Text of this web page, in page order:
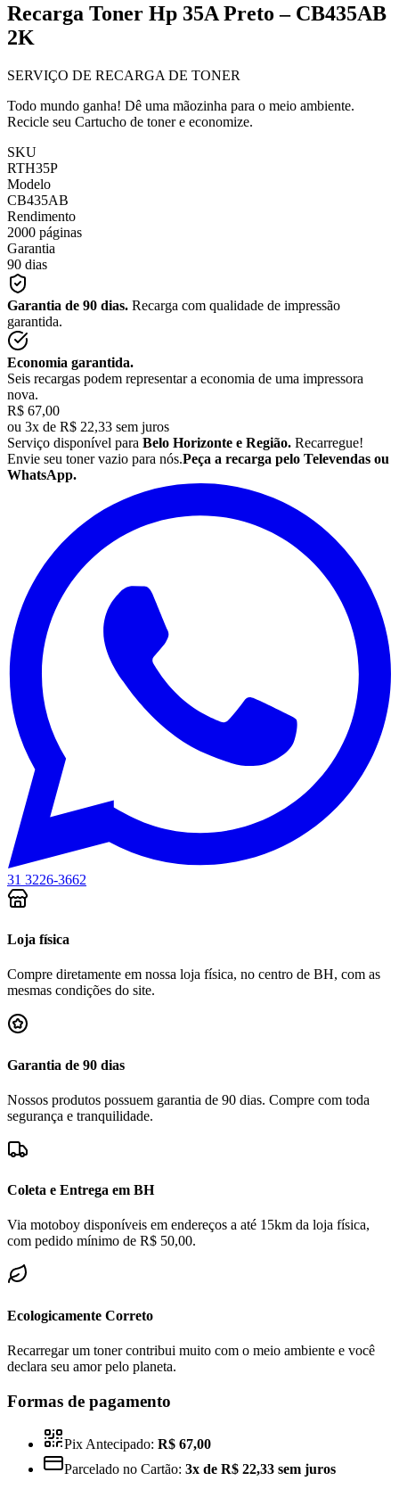
Recarga Toner Hp 35A Preto – CB435AB
2K
SERVIÇO DE RECARGA DE TONER
Todo mundo ganha! Dê uma mãozinha para o meio ambiente.
Recicle seu Cartucho de toner e economize.
SKU
RTH35P
Modelo
CB435AB
Rendimento
2000 páginas
Garantia
90 dias
Garantia de 90 dias. Recarga com qualidade de impressão
garantida.
Economia garantida.
Seis recargas podem representar a economia de uma impressora
nova.
R$ 67,00
ou 3x de R$ 22,33 sem juros
Serviço disponível para Belo Horizonte e Região. Recarregue!
Envie seu toner vazio para nós.Peça a recarga pelo Televendas ou
WhatsApp.
31 3226-3662
Loja física
Compre diretamente em nossa loja física, no centro de BH, com as
mesmas condições do site.
Garantia de 90 dias
Nossos produtos possuem garantia de 90 dias. Compre com toda
segurança e tranquilidade.
Coleta e Entrega em BH
Via motoboy disponíveis em endereços a até 15km da loja física,
com pedido mínimo de R$ 50,00.
Ecologicamente Correto
Recarregar um toner contribui muito com o meio ambiente e você
declara seu amor pelo planeta.
Formas de pagamento
Pix Antecipado: R$ 67,00
Parcelado no Cartão: 3x de R$ 22,33 sem juros